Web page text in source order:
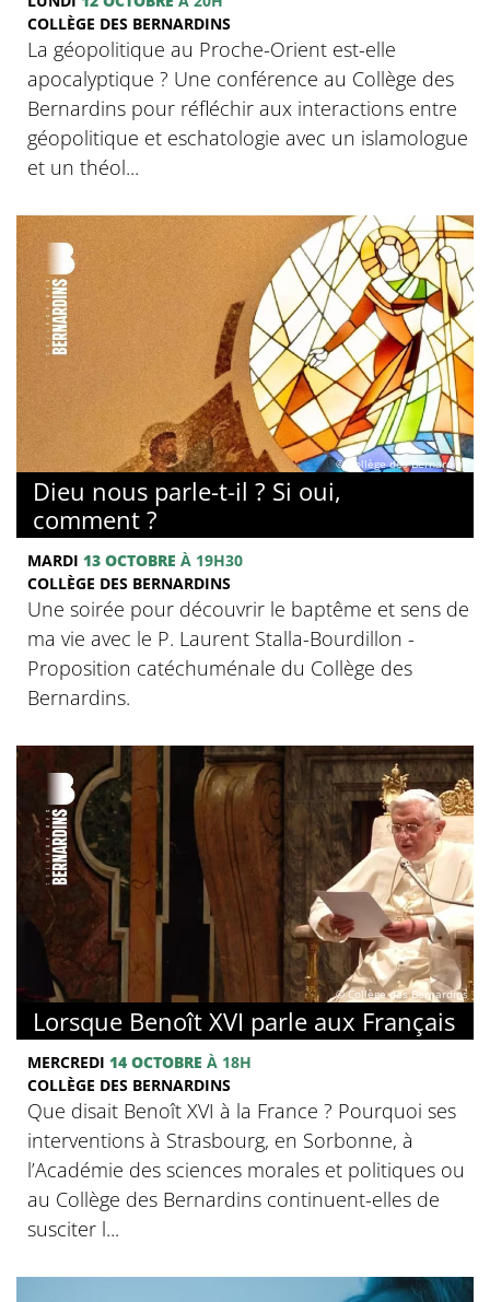
COLLÈGE DES BERNARDINS
La géopolitique au Proche-Orient est-elle
apocalyptique ? Une conférence au Collège des
Bernardins pour réfléchir aux interactions entre
géopolitique et eschatologie avec un islamologue
et un théol...
© Collège des Bernardins
Dieu nous parle-t-il ? Si oui,
comment ?
MARDI 13 OCTOBRE À 19H30
COLLÈGE DES BERNARDINS
Une soirée pour découvrir le baptême et sens de
ma vie avec le P. Laurent Stalla-Bourdillon -
Proposition catéchuménale du Collège des
Bernardins.
© Collège des Bernardins
Lorsque Benoît XVI parle aux Français
MERCREDI 14 OCTOBRE À 18H
COLLÈGE DES BERNARDINS
Que disait Benoît XVI à la France ? Pourquoi ses
interventions à Strasbourg, en Sorbonne, à
l’Académie des sciences morales et politiques ou
au Collège des Bernardins continuent-elles de
susciter l...